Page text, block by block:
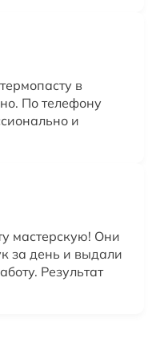
в
По телефону
и
мастерскую! Они
за день и выдали
Результат